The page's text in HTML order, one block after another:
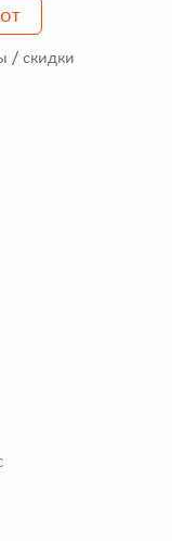
/ скидки